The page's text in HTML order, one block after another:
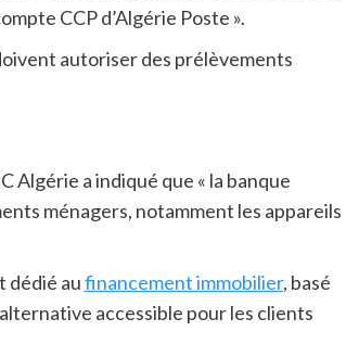
CCP d’Algérie Poste ».
autoriser des prélèvements
Algérie a indiqué que « la banque
ménagers, notamment les appareils
dédié aufinancement immobilier, basé
accessible pour les clients